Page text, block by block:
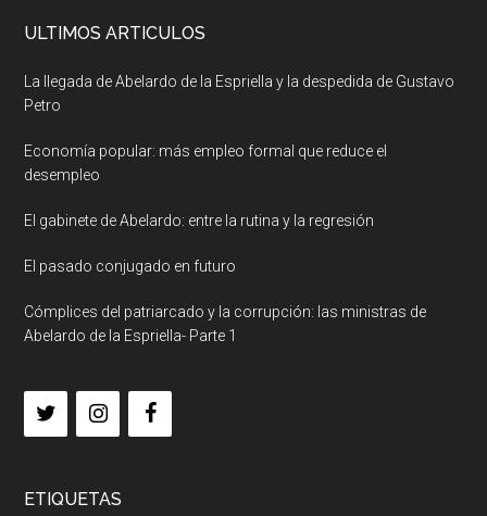
ULTIMOS ARTICULOS
La llegada de Abelardo de la Espriella y la despedida de Gustavo
Petro
Economía popular: más empleo formal que reduce el
desempleo
El gabinete de Abelardo: entre la rutina y la regresión
El pasado conjugado en futuro
Cómplices del patriarcado y la corrupción: las ministras de
Abelardo de la Espriella- Parte 1
ETIQUETAS